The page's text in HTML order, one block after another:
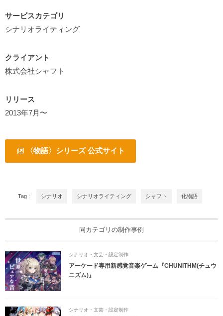
サービスカテゴリ
シナリオライティング
クライアント
株式会社シャフト
リリース
2013年7月〜
〈物語〉シリーズ 公式サイト
Tag : シナリオ シナリオライティング シャフト 化物語
同カテゴリの制作事例
シナリオ・文芸・設定制作
アーケード専用新感覚音楽ゲーム『CHUNITHM(チュウ
ニズム)』
シナリオ・文芸・設定制作